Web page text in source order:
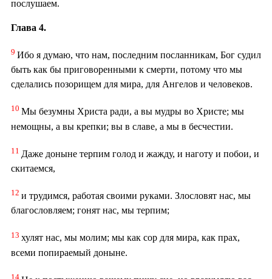
послушаем.
Глава 4.
9 Ибо я думаю, что нам, последним посланникам, Бог судил
быть как бы приговоренными к смерти, потому что мы
сделались позорищем для мира, для Ангелов и человеков.
10 Мы безумны Христа ради, а вы мудры во Христе; мы
немощны, а вы крепки; вы в славе, а мы в бесчестии.
11 Даже доныне терпим голод и жажду, и наготу и побои, и
скитаемся,
12 и трудимся, работая своими руками. Злословят нас, мы
благословляем; гонят нас, мы терпим;
13 хулят нас, мы молим; мы как сор для мира, как прах,
всеми попираемый доныне.
14